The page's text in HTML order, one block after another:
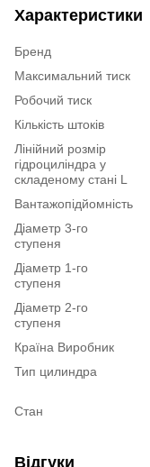
Характеристики
Бренд
Максимальний тиск
Робочий тиск
Кількість штоків
Лінійний розмір
гідроциліндра у
складеному стані L
Вантажопідйомність
Діаметр 3-го
ступеня
Діаметр 1-го
ступеня
Діаметр 2-го
ступеня
Країна Виробник
Тип цилиндра
Стан
Відгуки